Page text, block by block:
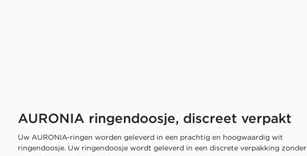
AURONIA ringendoosje, discreet verpakt
Uw AURONIA-ringen worden geleverd in een prachtig en hoogwaardig wit
ringendoosje. Uw ringendoosje wordt geleverd in een discrete verpakking zonder